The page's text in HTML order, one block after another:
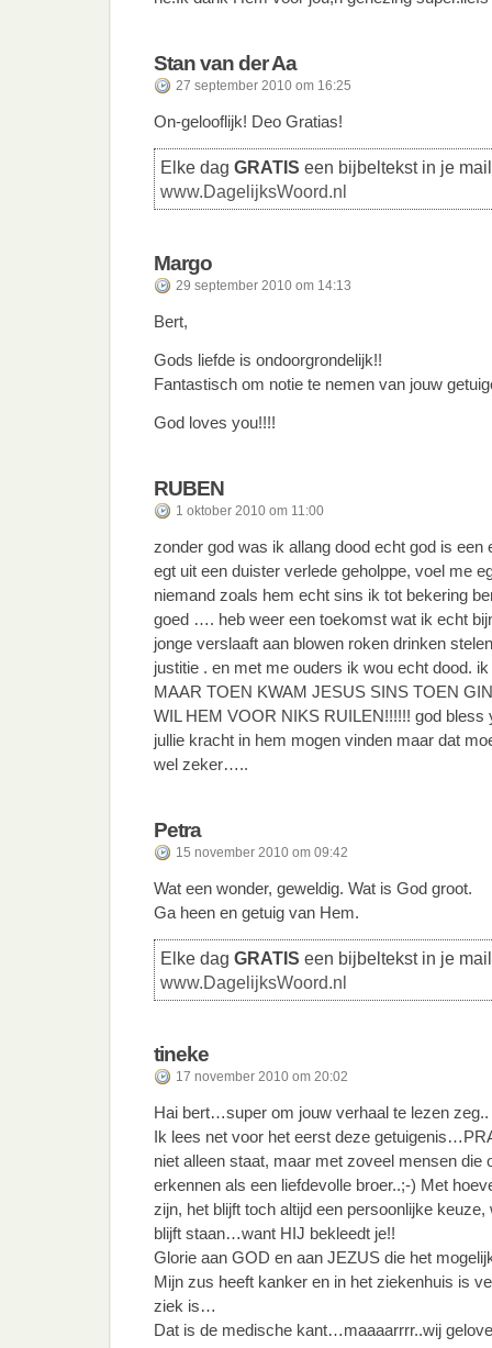
Stan van der Aa
27 september 2010 om 16:25
On-gelooflijk! Deo Gratias!
Elke dag GRATIS een bijbeltekst in je
www.DagelijksWoord.nl
Margo
29 september 2010 om 14:13
Bert,
Gods liefde is ondoorgrondelijk!!
Fantastisch om notie te nemen van jouw
God loves you!!!!
RUBEN
1 oktober 2010 om 11:00
zonder god was ik allang dood echt god is een
egt uit een duister verlede geholppe, voel me
niemand zoals hem echt sins ik tot bekering
goed …. heb weer een toekomst wat ik echt
jonge verslaaft aan blowen roken drinken
justitie . en met me ouders ik wou echt dood.
MAAR TOEN KWAM JESUS SINS TOEN
WIL HEM VOOR NIKS RUILEN!!!!!! god bless
jullie kracht in hem mogen vinden maar dat
wel zeker…..
Petra
15 november 2010 om 09:42
Wat een wonder, geweldig. Wat is God groot.
Ga heen en getuig van Hem.
Elke dag GRATIS een bijbeltekst in je
www.DagelijksWoord.nl
tineke
17 november 2010 om 20:02
Hai bert…super om jouw verhaal te lezen zeg..
Ik lees net voor het eerst deze
niet alleen staat, maar met zoveel mensen die
erkennen als een liefdevolle broer..;-) Met
zijn, het blijft toch altijd een persoonlijke keuze,
blijft staan…want HIJ bekleedt je!!
Glorie aan GOD en aan JEZUS die het
Mijn zus heeft kanker en in het ziekenhuis is
ziek is…
Dat is de medische kant…maaaarrrr..wij